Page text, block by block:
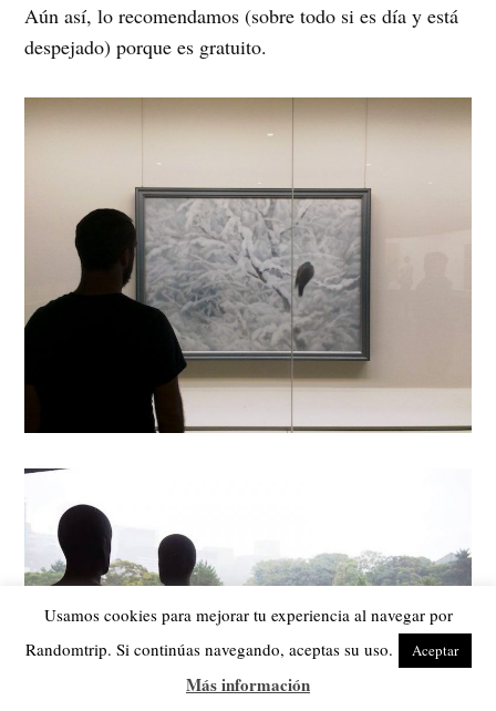
Aún así, lo recomendamos (sobre todo si es día y está
despejado) porque es gratuito.
Usamos cookies para mejorar tu experiencia al navegar por
Randomtrip. Si continúas navegando, aceptas su uso.
Aceptar
Más información